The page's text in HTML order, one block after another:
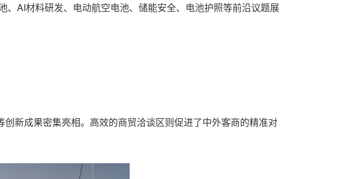
AI材料研发、电动航空电池、储能安全、电池护照等前沿议题展
新成果密集亮相。高效的商贸洽谈区则促进了中外客商的精准对